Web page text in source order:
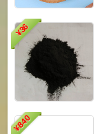
¥
36
¥
840